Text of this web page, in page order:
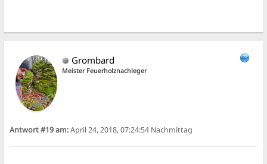
Grombard
Meister Feuerholznachleger
Antwort #19 am:April 24, 2018, 07:24:54 Nachmittag